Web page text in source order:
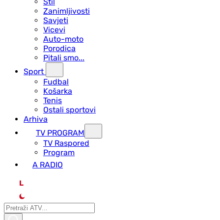
Zanimljivosti
Savjeti
Vicevi
Auto-moto
Porodica
Pitali smo...
Sport
Fudbal
Košarka
Tenis
Ostali sportovi
Arhiva
TV PROGRAM
ТV Raspored
Program
A RADIO
L